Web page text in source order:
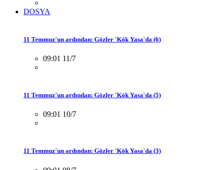
DOSYA
11 Temmuz'un ardından: Gözler 'Kök Yasa'da (6)
09:01 11/7
11 Temmuz'un ardından: Gözler 'Kök Yasa'da (5)
09:01 10/7
11 Temmuz'un ardından: Gözler 'Kök Yasa'da (3)